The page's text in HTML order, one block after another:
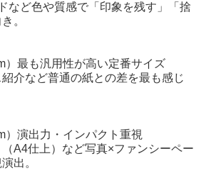
など色や質感で「印象を残す」「捨
。
）最も汎用性が高い定番サイズ
紹介など普通の紙との差を最も感じ
）演出力・インパクト重視
（A4仕上）など写真×ファンシーペー
出。